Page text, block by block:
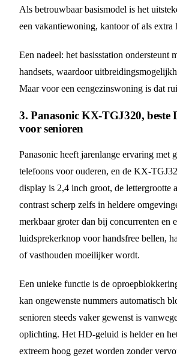
Als betrouwbaar basismodel is het
een vakantiewoning, kantoor of als extra
Een nadeel: het basisstation ondersteunt
handsets, waardoor
Maar voor een eengezinswoning is dat
3. Panasonic KX-TGJ320, beste
voor senioren
Panasonic heeft jarenlange ervaring met
telefoons voor ouderen, en de KX-
display is 2,4 inch groot, de lettergrootte
contrast scherp zelfs in heldere
merkbaar groter dan bij concurrenten en
luidsprekerknop voor handsfree bellen,
of vasthouden moeilijker wordt.
Een unieke functie is de
kan ongewenste nummers automatisch
senioren steeds vaker gewenst is
oplichting. Het HD-geluid is helder en
extreem hoog gezet worden zonder